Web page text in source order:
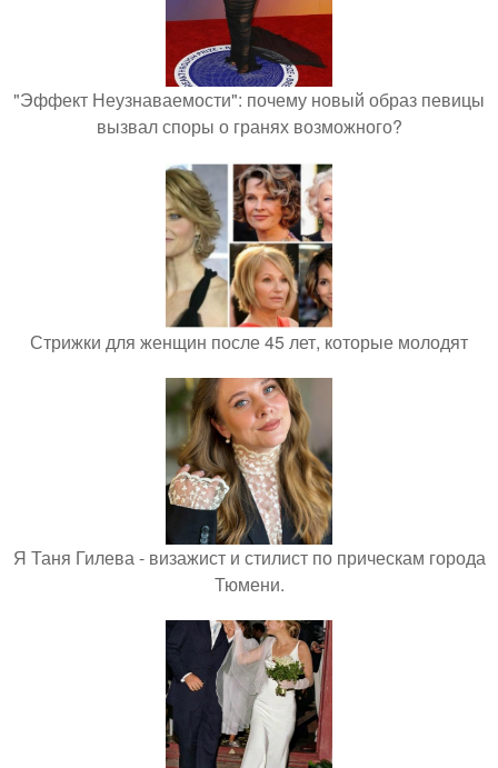
"Эффект Неузнаваемости": почему новый образ певицы
вызвал споры о гранях возможного?
Стрижки для женщин после 45 лет, которые молодят
Я Таня Гилева - визажист и стилист по прическам города
Тюмени.